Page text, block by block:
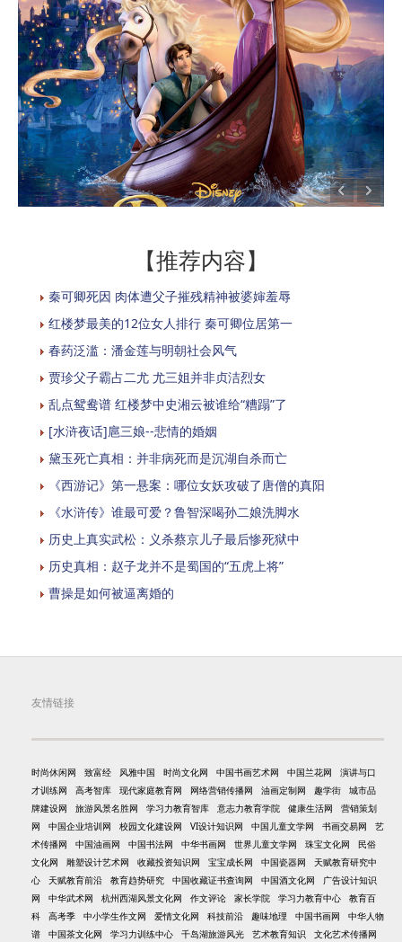
【推荐内容】
秦可卿死因 肉体遭父子摧残精神被婆婶羞辱
红楼梦最美的12位女人排行 秦可卿位居第一
春药泛滥：潘金莲与明朝社会风气
贾珍父子霸占二尤 尤三姐并非贞洁烈女
乱点鸳鸯谱 红楼梦中史湘云被谁给“糟蹋”了
[水浒夜话]扈三娘--悲情的婚姻
黛玉死亡真相：并非病死而是沉湖自杀而亡
《西游记》第一悬案：哪位女妖攻破了唐僧的真阳
《水浒传》谁最可爱？鲁智深喝孙二娘洗脚水
历史上真实武松：义杀蔡京儿子最后惨死狱中
历史真相：赵子龙并不是蜀国的“五虎上将”
曹操是如何被逼离婚的
友情链接
时尚休闲网 致富经 风雅中国 时尚文化网 中国书画艺术网 中国兰花网
演讲与口
才训练网
高考智库 现代家庭教育网 网络营销传播网 油画定制网 趣学街
城市品
牌建设网
旅游风景名胜网 学习力教育智库 意志力教育学院 健康生活网
营销策划
网
中国企业培训网 校园文化建设网 VI设计知识网 中国儿童文学网 书画交易网
艺
术传播网
中国油画网 中国书法网 中华书画网 世界儿童文学网 珠宝文化网
民俗
文化网
雕塑设计艺术网 收藏投资知识网 宝宝成长网 中国瓷器网
天赋教育研究中
心
天赋教育前沿 教育趋势研究 中国收藏证书查询网 中国酒文化网
广告设计知识
网
中华武术网 杭州西湖风景文化网 作文评论 家长学院 学习力教育中心
教育百
科
高考季 中小学生作文网 爱情文化网 科技前沿 趣味地理 中国书画网
中华人物
谱
中国茶文化网 学习力训练中心 千岛湖旅游风光 艺术教育知识 文化艺术传播网